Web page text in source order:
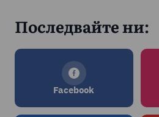
Последвайте ни:
Facebook